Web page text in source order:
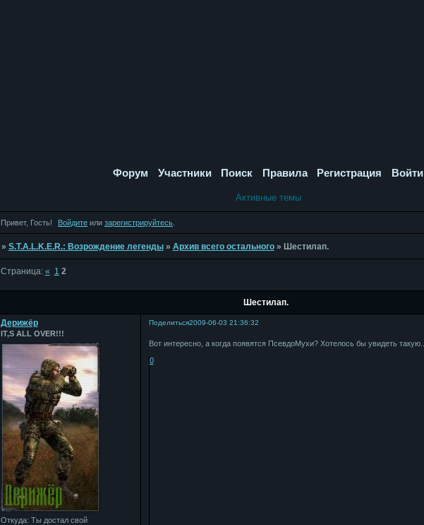
Форум Участники Поиск Правила Регистрация Войти
Активные темы
Привет, Гость! Войдите или зарегистрируйтесь
» S.T.A.L.K.E.R.: Возрождение легенды » Архив всего остального » Шестилап.
Шестилап.
Страница: « 1 2
Поделиться2009-06-03 21:36:32
Дерижёр
IT,S ALL OVER!!!
Откуда: Ты достал свой
Вот интересно, а когда появятся ПсевдоМухи? Хотелось бы увидеть
0